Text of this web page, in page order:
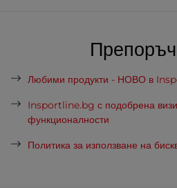
Любими продукти - НОВО в
Insportline.bg с подобрена
функционалности
Политика за използване на